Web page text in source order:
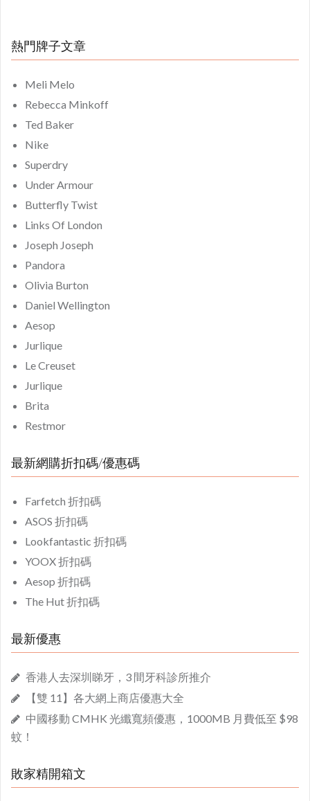
熱門牌子文章
Meli Melo
Rebecca Minkoff
Ted Baker
Nike
Superdry
Under Armour
Butterfly Twist
Links Of London
Joseph Joseph
Pandora
Olivia Burton
Daniel Wellington
Aesop
Jurlique
Le Creuset
Jurlique
Brita
Restmor
最新網購折扣碼/優惠碼
Farfetch 折扣碼
ASOS 折扣碼
Lookfantastic 折扣碼
YOOX 折扣碼
Aesop 折扣碼
The Hut 折扣碼
最新優惠
香港人去深圳睇牙，3 間牙科診所推介
【雙 11】各大網上商店優惠大全
中國移動 CMHK 光纖寬頻優惠，1000MB 月費低至 $98
蚊！
敗家精開箱文